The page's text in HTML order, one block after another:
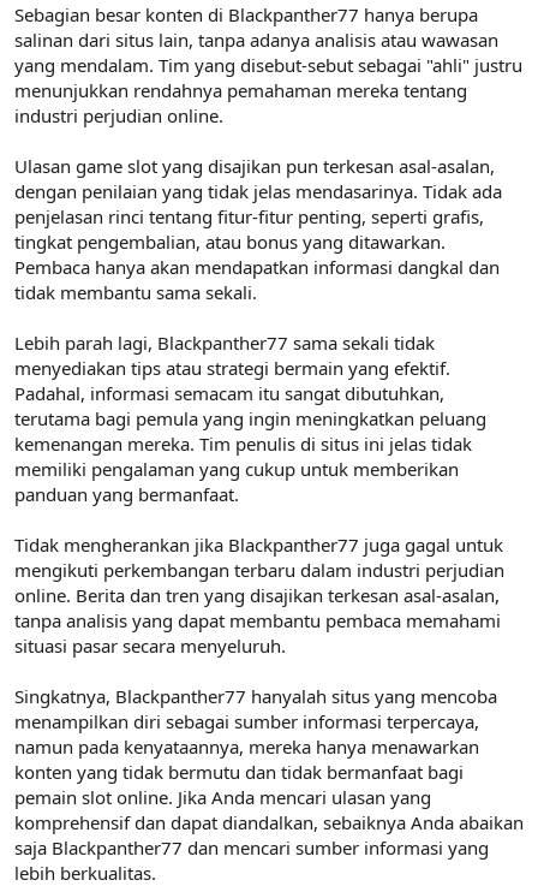
Sebagian besar konten di Blackpanther77 hanya berupa
salinan dari situs lain, tanpa adanya analisis atau wawasan
yang mendalam. Tim yang disebut-sebut sebagai "ahli" justru
menunjukkan rendahnya pemahaman mereka tentang
industri perjudian online.
Ulasan game slot yang disajikan pun terkesan asal-asalan,
dengan penilaian yang tidak jelas mendasarinya. Tidak ada
penjelasan rinci tentang fitur-fitur penting, seperti grafis,
tingkat pengembalian, atau bonus yang ditawarkan.
Pembaca hanya akan mendapatkan informasi dangkal dan
tidak membantu sama sekali.
Lebih parah lagi, Blackpanther77 sama sekali tidak
menyediakan tips atau strategi bermain yang efektif.
Padahal, informasi semacam itu sangat dibutuhkan,
terutama bagi pemula yang ingin meningkatkan peluang
kemenangan mereka. Tim penulis di situs ini jelas tidak
memiliki pengalaman yang cukup untuk memberikan
panduan yang bermanfaat.
Tidak mengherankan jika Blackpanther77 juga gagal untuk
mengikuti perkembangan terbaru dalam industri perjudian
online. Berita dan tren yang disajikan terkesan asal-asalan,
tanpa analisis yang dapat membantu pembaca memahami
situasi pasar secara menyeluruh.
Singkatnya, Blackpanther77 hanyalah situs yang mencoba
menampilkan diri sebagai sumber informasi terpercaya,
namun pada kenyataannya, mereka hanya menawarkan
konten yang tidak bermutu dan tidak bermanfaat bagi
pemain slot online. Jika Anda mencari ulasan yang
komprehensif dan dapat diandalkan, sebaiknya Anda abaikan
saja Blackpanther77 dan mencari sumber informasi yang
lebih berkualitas.